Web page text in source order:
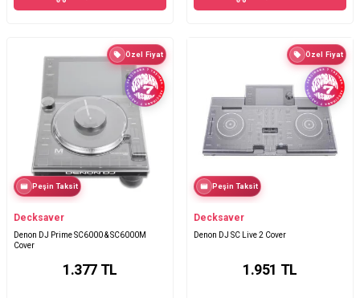
Özel Fiyat
Peşin Taksit
Decksaver
Denon DJ Prime SC6000 & SC6000M
Cover
1.377 TL
Özel Fiyat
Peşin Taksit
Decksaver
Denon DJ SC Live 2 Cover
1.951 TL